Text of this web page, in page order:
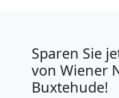
Sparen Sie
von Wiener
Buxtehude!